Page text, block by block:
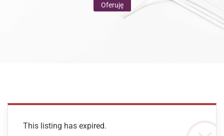
Oferuję
This listing has expired.